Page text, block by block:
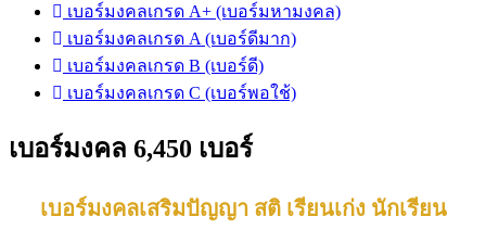
เบอร์มงคลเกรด A+ (เบอร์มหามงคล)
เบอร์มงคลเกรด A (เบอร์ดีมาก)
เบอร์มงคลเกรด B (เบอร์ดี)
เบอร์มงคลเกรด C (เบอร์พอใช้)
เบอร์มงคล 6,450 เบอร์
เบอร์มงคลเสริมปัญญา สติ เรียนเก่ง นักเรียน